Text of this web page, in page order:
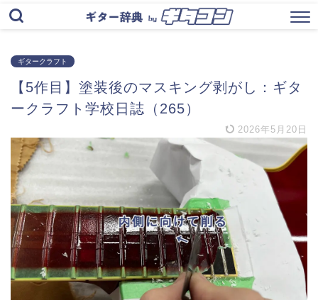
ギタークラフト
【5作目】塗装後のマスキング剥がし：ギタ
ークラフト学校日誌（265）
2026年5月20日